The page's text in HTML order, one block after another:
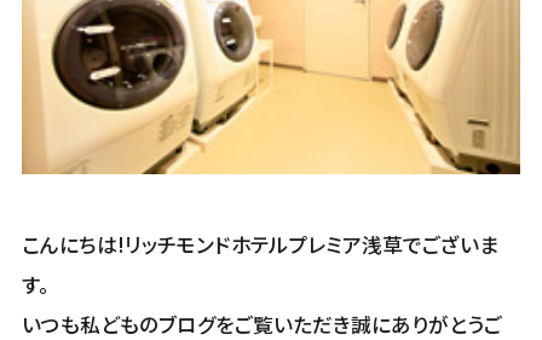
こんにちは!リッチモンドホテルプレミア浅草でございま
す。
いつも私どものブログをご覧いただき誠にありがとうご